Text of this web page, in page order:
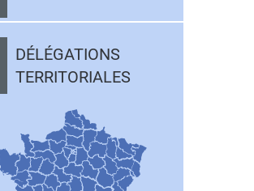
DÉLÉGATIONS
TERRITORIALES